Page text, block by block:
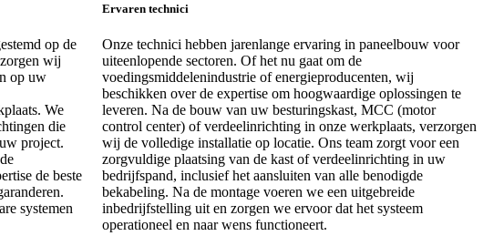
op de
wij
op uw
We
die
project.
de beste
systemen
Ervaren technici
Onze technici hebben jarenlange ervaring in paneelbouw voor
uiteenlopende sectoren. Of het nu gaat om de
voedingsmiddelenindustrie of energieproducenten, wij
beschikken over de expertise om hoogwaardige oplossingen te
leveren. Na de bouw van uw besturingskast, MCC (motor
control center) of verdeelinrichting in onze werkplaats, verzorgen
wij de volledige installatie op locatie. Ons team zorgt voor een
zorgvuldige plaatsing van de kast of verdeelinrichting in uw
bedrijfspand, inclusief het aansluiten van alle benodigde
bekabeling. Na de montage voeren we een uitgebreide
inbedrijfstelling uit en zorgen we ervoor dat het systeem
operationeel en naar wens functioneert.